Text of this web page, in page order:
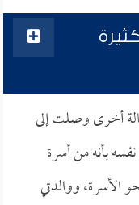
أخرى وصلت إلى
بأنه من أسرة
الأسرة، ووالدتي